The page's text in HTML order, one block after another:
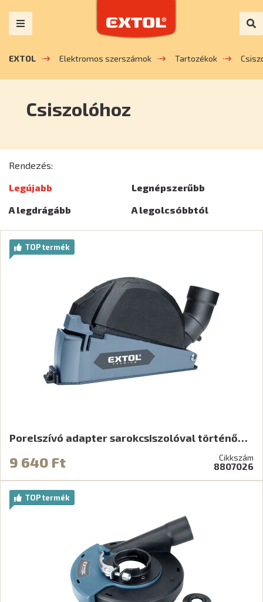
EXTOL Elektromos szerszámok Tartozékok
Csiszolóhoz
Rendezés:
Legújabb
Legnépszerűbb
A legdrágább
A legolcsóbbtól
TOP termék
Porelszívó adapter sarokcsiszolóval történő…
9 640 Ft Cikkszám
8807026
TOP termék